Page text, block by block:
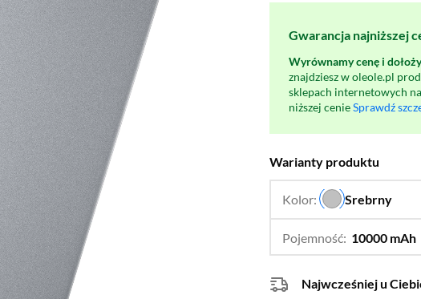
Gwarancja najniższej
Wyrównamy cenę i
znajdziesz w oleole.pl
sklepach internetowych
niższej cenieSprawdź
Warianty produktu
Kolor: Srebrny
Pojemność: 10000 mAh
Najwcześniej u